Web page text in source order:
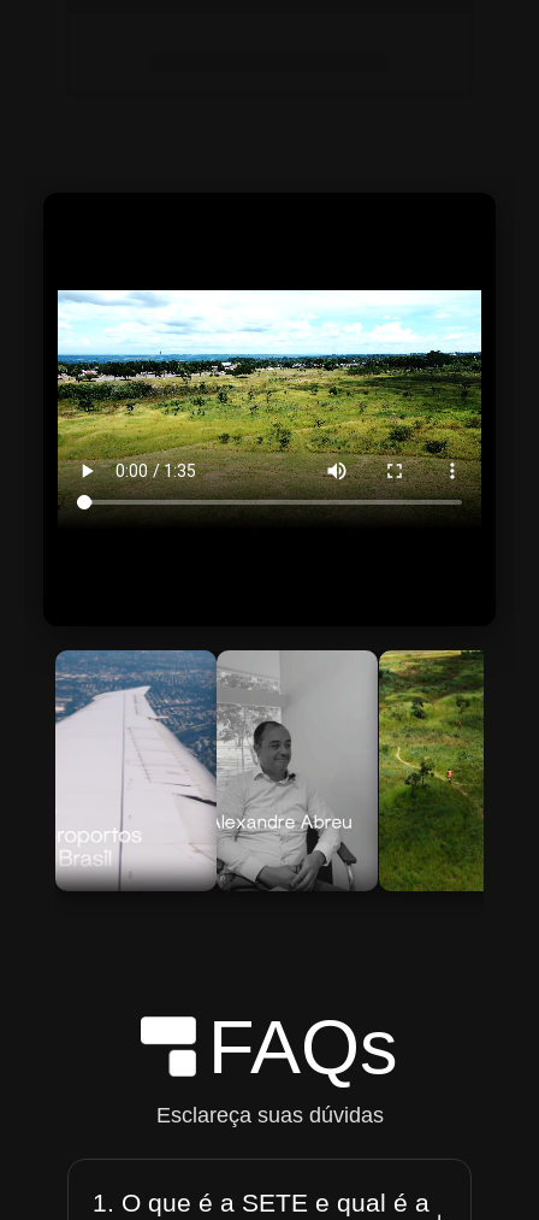
FAQs
Esclareça suas dúvidas
1. O que é a SETE e qual é a